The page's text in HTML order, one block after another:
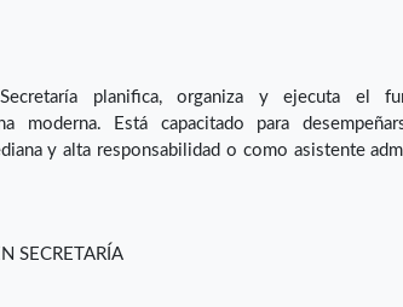
planifica, organiza y ejecuta el
moderna. Está capacitado para
y alta responsabilidad o como asistente
SECRETARÍA